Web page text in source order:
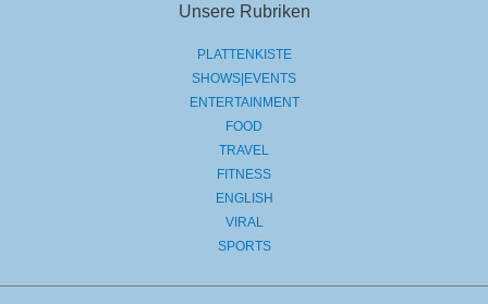
Unsere Rubriken
PLATTENKISTE
SHOWS|EVENTS
ENTERTAINMENT
FOOD
TRAVEL
FITNESS
ENGLISH
VIRAL
SPORTS